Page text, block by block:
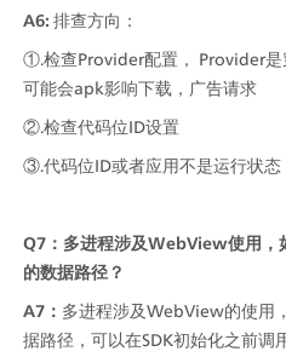
A6: 排查方向：
①.检查Provider配置， Provider是
可能会apk影响下载，广告请求
②.检查代码位ID设置
③.代码位ID或者应用不是运行状态
Q7：多进程涉及WebView使用，
的数据路径？
A7： 多进程涉及WebView的使用
据路径，可以在SDK初始化之前调